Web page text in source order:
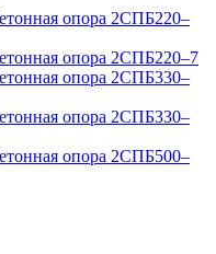
опора 2СПБ220–
опора 2СПБ220–7
опора 2СПБ330–
опора 2СПБ330–
опора 2СПБ500–